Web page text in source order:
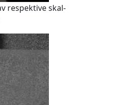
respektive skal-